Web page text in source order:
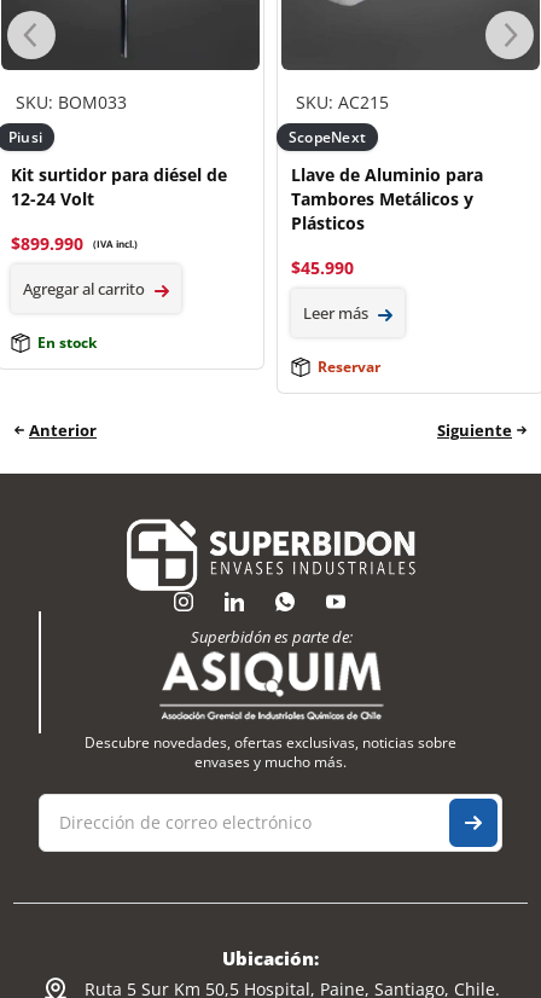
SKU: BOM033
Piusi
Kit surtidor para diésel de
12-24 Volt
$899.990 (IVA incl.)
Agregar al carrito
En stock
SKU: AC215
ScopeNext
Llave de Aluminio para
Tambores Metálicos y
Plásticos
$45.990
Leer más
Reservar
Anterior Siguiente
Superbidón es parte de:
Descubre novedades, ofertas exclusivas, noticias sobre
envases y mucho más.
Ubicación:
Ruta 5 Sur Km 50,5 Hospital, Paine, Santiago, Chile.